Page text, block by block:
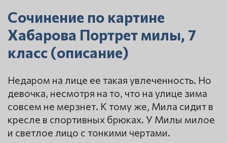
Сочинение по картине
Хабарова Портрет милы, 7
класс (описание)
Недаром на лице ее такая увлеченность. Но
девочка, несмотря на то, что на улице зима
совсем не мерзнет. К тому же, Мила сидит в
кресле в спортивных брюках. У Милы милое
и светлое лицо с тонкими чертами.